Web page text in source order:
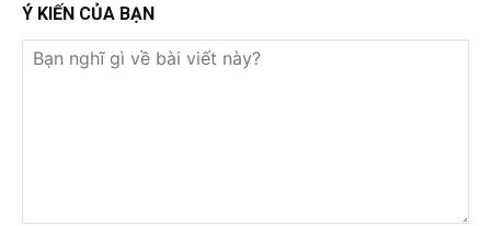
Ý KIẾN CỦA BẠN